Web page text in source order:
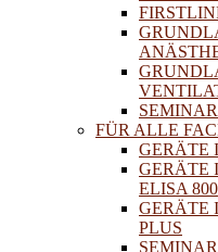
FÜR ALLE
GERÄTE
GERÄTE
ELISA 800
GERÄTE
PLUS